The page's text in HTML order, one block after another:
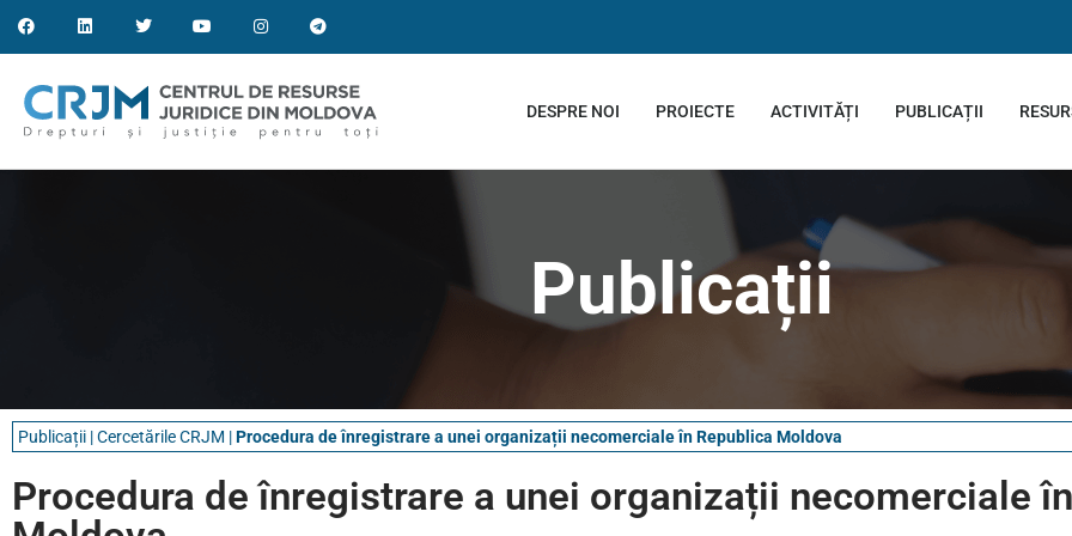
DESPRE NOI PROIECTE ACTIVITĂȚI PUBLICAȚII
Publicații
Publicații |Cercetările CRJM |Procedura de înregistrare a unei organizații necomerciale în Republica Moldova
Procedura de înregistrare a unei organizații necomerciale